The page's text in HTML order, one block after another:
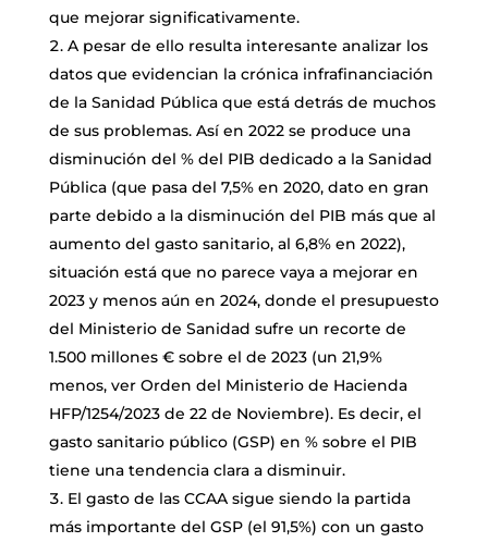
que mejorar significativamente.
A pesar de ello resulta interesante analizar los
datos que evidencian la crónica infrafinanciación
de la Sanidad Pública que está detrás de muchos
de sus problemas. Así en 2022 se produce una
disminución del % del PIB dedicado a la Sanidad
Pública (que pasa del 7,5% en 2020, dato en gran
parte debido a la disminución del PIB más que al
aumento del gasto sanitario, al 6,8% en 2022),
situación está que no parece vaya a mejorar en
2023 y menos aún en 2024, donde el presupuesto
del Ministerio de Sanidad sufre un recorte de
1.500 millones € sobre el de 2023 (un 21,9%
menos, ver Orden del Ministerio de Hacienda
HFP/1254/2023 de 22 de Noviembre). Es decir, el
gasto sanitario público (GSP) en % sobre el PIB
tiene una tendencia clara a disminuir.
El gasto de las CCAA sigue siendo la partida
más importante del GSP (el 91,5%) con un gasto